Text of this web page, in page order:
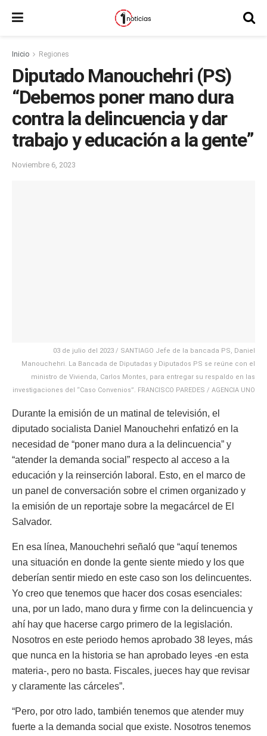
Inicio Regiones
Diputado Manouchehri (PS)
“Debemos poner mano dura
contra la delincuencia y dar
trabajo y educación a la gente”
Noviembre 6, 2023
03 de julio del 2023 / SANTIAGO Jefe de la bancada PS, Daniel
Manouchehri. La Bancada de Diputadas y Diputados PS se reúne con el
ministro de Vivienda, Carlos Montes, para entregar su respaldo en las
investigaciones del “Caso Convenios”. FRANCISCO PAREDES / AGENCIA UNO
Durante la emisión de un matinal de televisión, el
diputado socialista Daniel Manouchehri enfatizó en la
necesidad de “poner mano dura a la delincuencia” y
“atender la demanda social” respecto al acceso a la
educación y la reinserción laboral. Esto, en el marco de
un panel de conversación sobre el crimen organizado y
la emisión de un reportaje sobre la megacárcel de El
Salvador.
En esa línea, Manouchehri señaló que “aquí tenemos
una situación en donde la gente siente miedo y los que
deberían sentir miedo en este caso son los delincuentes.
Yo creo que tenemos que hacer dos cosas esenciales:
una, por un lado, mano dura y firme con la delincuencia y
ahí hay que hacerse cargo primero de la legislación.
Nosotros en este periodo hemos aprobado 38 leyes, más
que nunca en la historia se han aprobado leyes -en esta
materia-, pero no basta. Fiscales, jueces hay que revisar
y claramente las cárceles”.
“Pero, por otro lado, también tenemos que atender muy
fuerte a la demanda social que existe. Nosotros tenemos